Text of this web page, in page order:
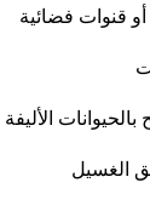
قنوات فضائية
بالحيوانات
الغسيل